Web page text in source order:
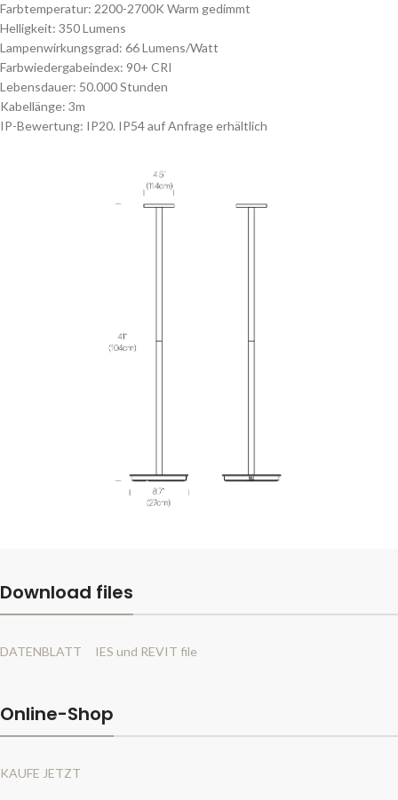
Farbtemperatur: 2200-2700K Warm gedimmt
Helligkeit: 350 Lumens
Lampenwirkungsgrad: 66 Lumens/Watt
Farbwiedergabeindex: 90+ CRI
Lebensdauer: 50.000 Stunden
Kabellänge: 3m
IP-Bewertung: IP20. IP54 auf Anfrage erhältlich
Download files
DATENBLATT IES und REVIT file
Online-Shop
KAUFE JETZT